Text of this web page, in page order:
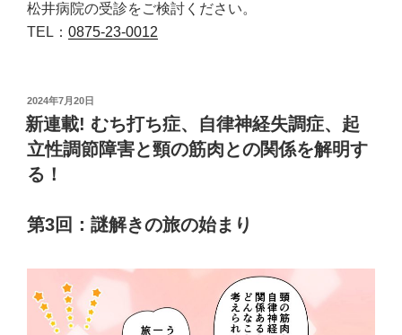
松井病院の受診をご検討ください。
TEL： 0875-23-0012
投
稿
日:
2024年7月20日
新連載! むち打ち症、自律神経失調症、起
立性調節障害と頸の筋肉との関係を解明す
る！
第3回：謎解きの旅の始まり